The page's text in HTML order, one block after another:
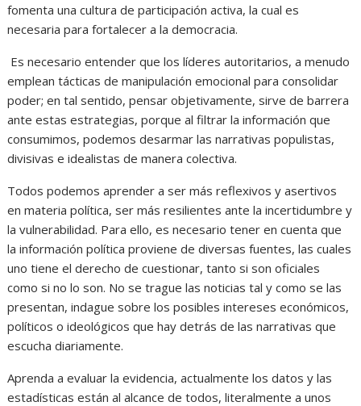
fomenta una cultura de participación activa, la cual es
necesaria para fortalecer a la democracia.
Es necesario entender que los líderes autoritarios, a menudo
emplean tácticas de manipulación emocional para consolidar
poder; en tal sentido, pensar objetivamente, sirve de barrera
ante estas estrategias, porque al filtrar la información que
consumimos, podemos desarmar las narrativas populistas,
divisivas e idealistas de manera colectiva.
Todos podemos aprender a ser más reflexivos y asertivos
en materia política, ser más resilientes ante la incertidumbre y
la vulnerabilidad. Para ello, es necesario tener en cuenta que
la información política proviene de diversas fuentes, las cuales
uno tiene el derecho de cuestionar, tanto si son oficiales
como si no lo son. No se trague las noticias tal y como se las
presentan, indague sobre los posibles intereses económicos,
políticos o ideológicos que hay detrás de las narrativas que
escucha diariamente.
Aprenda a evaluar la evidencia, actualmente los datos y las
estadísticas están al alcance de todos, literalmente a unos